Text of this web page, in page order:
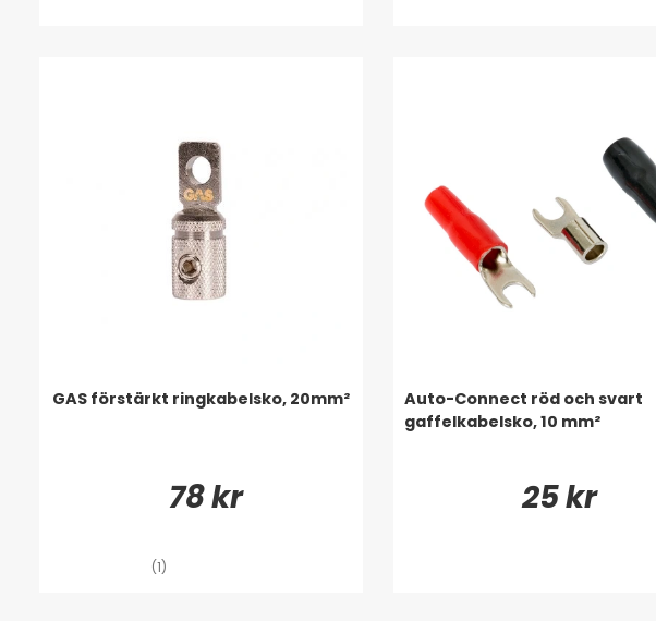
GAS förstärkt ringkabelsko, 20mm²
78 kr
(1)
Auto-Connect röd och svart
gaffelkabelsko, 10 mm²
25 kr